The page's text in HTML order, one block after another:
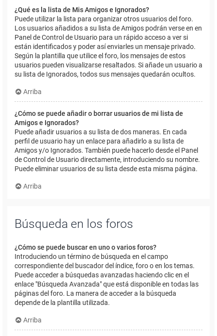
¿Qué es la lista de Mis Amigos e Ignorados?
Puede utilizar la lista para organizar otros usuarios del foro.
Los usuarios añadidos a su lista de Amigos podrán verse en en
Panel de Control de Usuario para un rápido acceso a ver si
están identificados y poder así enviarles un mensaje privado.
Según la plantilla que utilice el foro, los mensajes de estos
usuarios pueden visualizarse resaltados. Si añade un usuario a
su lista de Ignorados, todos sus mensajes quedarán ocultos.
Arriba
¿Cómo se puede añadir o borrar usuarios de mi lista de
Amigos e Ignorados?
Puede añadir usuarios a su lista de dos maneras. En cada
perfil de usuario hay un enlace para añadirlo a su lista de
Amigos y/o Ignorados. También puede hacerlo desde el Panel
de Control de Usuario directamente, introduciendo su nombre.
Puede eliminar usuarios de su lista desde esta misma página.
Arriba
Búsqueda en los foros
¿Cómo se puede buscar en uno o varios foros?
Introduciendo un término de búsqueda en el campo
correspondiente del buscador del índice, foro o en los temas.
Puede acceder a búsquedas avanzadas haciendo clic en el
enlace "Búsqueda Avanzada" que está disponible en todas las
páginas del foro. La manera de acceder a la búsqueda
depende de la plantilla utilizada.
Arriba